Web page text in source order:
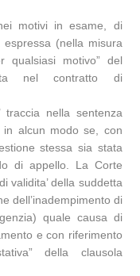
motivi in esame, di
espressa (nella misura
qualsiasi motivo” del
nel contratto di
nella sentenza
in alcun modo se, con
stessa sia stata
di appello. La Corte
validita’ della suddetta
dell’inadempimento di
quale causa di
e con riferimento
della clausola